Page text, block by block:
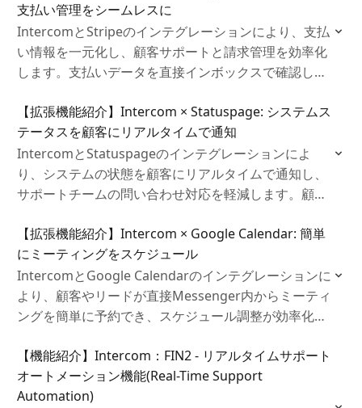
も可能です。
支払い管理をシームレスに
IntercomとStripeのインテグレーションにより、支払
い情報を一元化し、顧客サポートと請求管理を効率化
します。支払いデータを直接インボックスで確認し、
ることが可能です。
【拡張機能紹介】Intercom × Statuspage: システムス
テータスを顧客にリアルタイムで通知
IntercomとStatuspageのインテグレーションによ
り、システムの状態を顧客にリアルタイムで通知し、
サポートチームの問い合わせ対応を軽減します。顧客
でき、問題が発生した場合には自動で通知を受け取る
ことができます。
【拡張機能紹介】Intercom × Google Calendar: 簡単
にミーティングをスケジュール
IntercomとGoogle Calendarのインテグレーションに
より、顧客やリードが直接Messenger内からミーティ
ングを簡単に予約でき、スケジュール調整が効率化さ
Calendarに追加され、手間を省けます。
【機能紹介】Intercom：FIN2 ‐ リアルタイムサポート
オートメーション機能(Real-Time Support
Automation)